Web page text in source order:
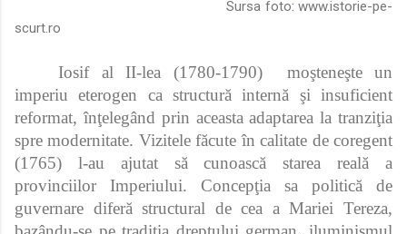
Sursa foto:www.istorie-pe-
scurt.ro
Iosif al II-lea (1780-1790)
moşteneşte un
imperiu eterogen ca structură internă şi insuficient
reformat, înţelegând prin aceasta adaptarea la tranziţia
spre modernitate. Vizitele făcute în calitate de coregent
(1765) l-au ajutat să cunoască starea reală a
provinciilor Imperiului. Concepţia sa politică de
guvernare diferă structural de cea a Mariei Tereza,